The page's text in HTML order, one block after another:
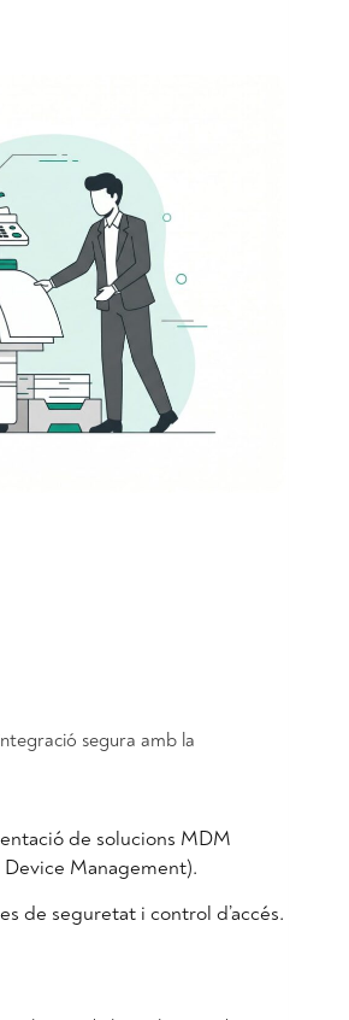
segura amb la
de solucions MDM
Management).
de seguretat i control d’accés.